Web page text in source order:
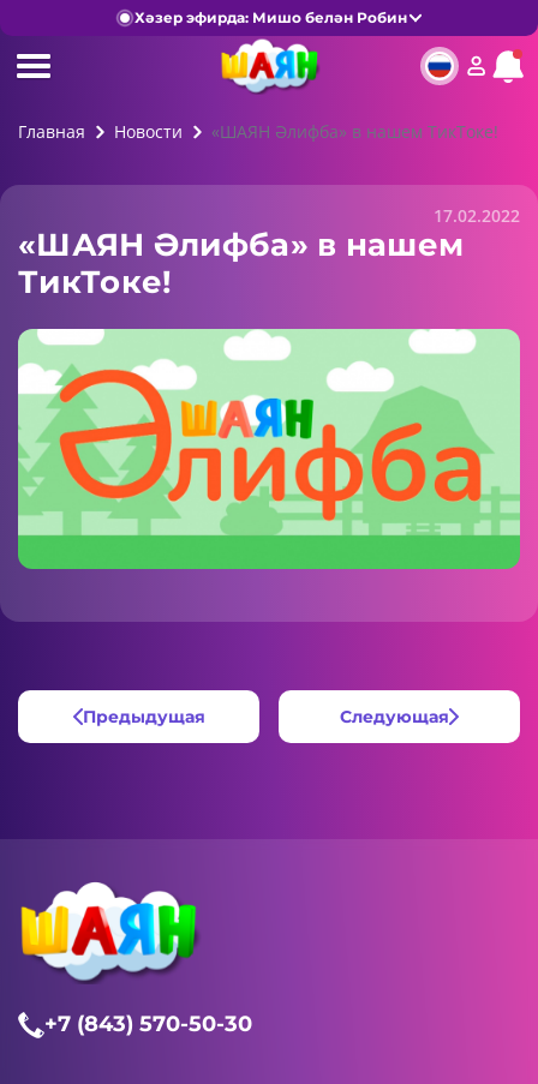
Хәзер эфирда: Мишо белән Робин
Главная Новости «ШАЯН Әлифба» в нашем ТикТоке!
17.02.2022
«ШАЯН Әлифба» в нашем
ТикТоке!
Предыдущая Следующая
+7 (843) 570-50-30